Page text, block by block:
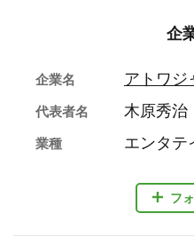
企
フ
企業名 アトワジ
代表者名 木原秀治
業種 エンタテ